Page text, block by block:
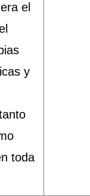
el
y
toda